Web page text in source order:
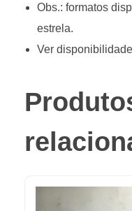
Obs.: formatos
estrela.
Ver